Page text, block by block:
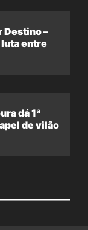
Destino –
luta entre
dá 1ª
de vilão